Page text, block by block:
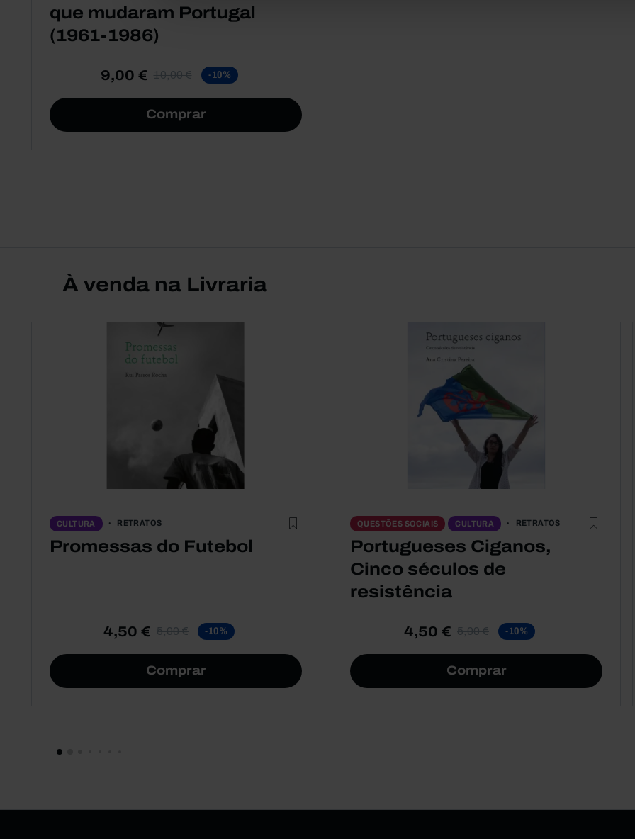
que mudaram Portugal
(1961-1986)
9,00 € 10,00 € -10%
Comprar
À venda na Livraria
CULTURA RETRATOS
Promessas do Futebol
4,50 € 5,00 € -10%
Comprar
QUESTÕES SOCIAIS CULTURA RETRATOS
Portugueses Ciganos,
Cinco séculos de
resistência
4,50 € 5,00 € -10%
Comprar